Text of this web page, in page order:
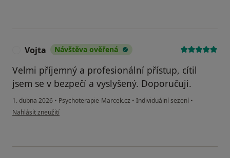
Vojta Návštěva ověřená
Velmi příjemný a profesionální přístup, cítil
jsem se v bezpečí a vyslyšený. Doporučuji.
1. dubna 2026 • Psychoterapie-Marcek.cz • Individuální sezení •
podle názoru uživatele Vojta
Nahlásit zneužití